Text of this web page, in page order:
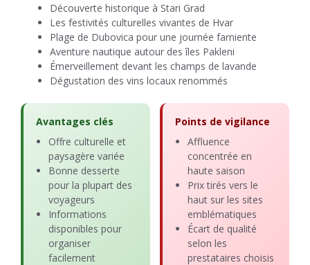
Découverte historique à Stari Grad
Les festivités culturelles vivantes de Hvar
Plage de Dubovica pour une journée farniente
Aventure nautique autour des îles Pakleni
Émerveillement devant les champs de lavande
Dégustation des vins locaux renommés
Avantages clés
Offre culturelle et
paysagère variée
Bonne desserte
pour la plupart des
voyageurs
Informations
disponibles pour
organiser
facilement
Points de vigilance
Affluence
concentrée en
haute saison
Prix tirés vers le
haut sur les sites
emblématiques
Écart de qualité
selon les
prestataires choisis